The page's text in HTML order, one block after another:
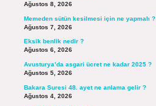
Ağustos 8, 2026
Memeden sütün kesilmesi için ne yapmalı ?
Ağustos 7, 2026
Eksik benlik nedir ?
Ağustos 6, 2026
Avusturya’da asgari ücret ne kadar 2025 ?
Ağustos 5, 2026
Bakara Suresi 48. ayet ne anlama gelir ?
Ağustos 4, 2026